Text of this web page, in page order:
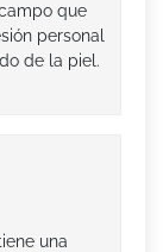
que
personal
de la piel.
una